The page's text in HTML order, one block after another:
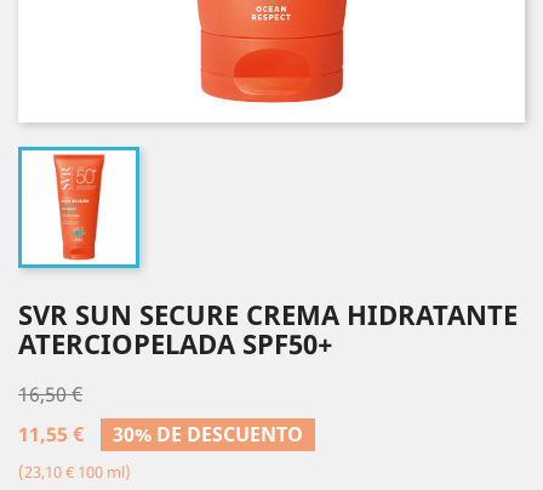
SVR SUN SECURE CREMA HIDRATANTE
ATERCIOPELADA SPF50+
16,50 €
11,55 €
30% DE DESCUENTO
(23,10 € 100 ml)